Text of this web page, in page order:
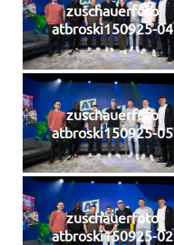
zuschauerfoto
atbroski150925-04
zuschauerfoto
atbroski150925-05
zuschauerfoto
atbroski150925-02